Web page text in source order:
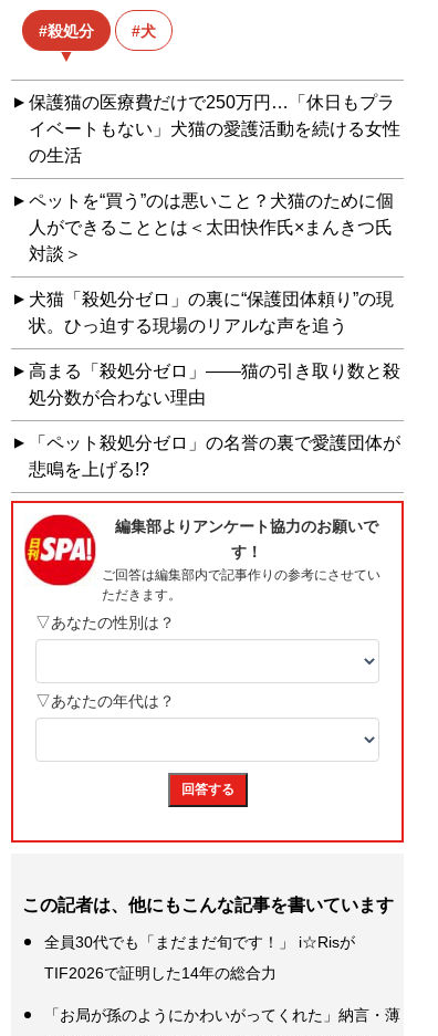
殺処分 犬
保護猫の医療費だけで250万円…「休日もプラ
イベートもない」犬猫の愛護活動を続ける女性
の生活
ペットを“買う”のは悪いこと？犬猫のために個
人ができることとは＜太田快作氏×まんきつ氏
対談＞
犬猫「殺処分ゼロ」の裏に“保護団体頼り”の現
状。ひっ迫する現場のリアルな声を追う
高まる「殺処分ゼロ」――猫の引き取り数と殺
処分数が合わない理由
「ペット殺処分ゼロ」の名誉の裏で愛護団体が
悲鳴を上げる!?
この記者は、他にもこんな記事を書いています
全員30代でも「まだまだ旬です！」 i☆Risが
TIF2026で証明した14年の総合力
「お局が孫のようにかわいがってくれた」納言・薄